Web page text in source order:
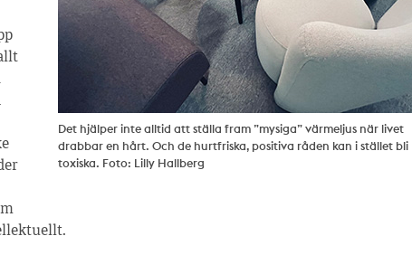
Det hjälper inte alltid att ställa fram ”mysiga” värmeljus när livet
drabbar en hårt. Och de hurtfriska, positiva råden kan i stället bli
toxiska. Foto: Lilly Hallberg